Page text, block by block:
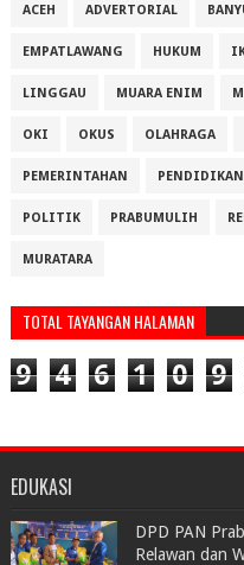
ACEH ADVERTORIAL
EMPATLAWANG HUKUM
LINGGAU MUARA ENIM
OKI OKUS OLAHRAGA
PEMERINTAHAN PENDIDIKAN
POLITIK PRABUMULIH
MURATARA
TOTAL TAYANGAN HALAMAN
9 4 6 1 0 9
EDUKASI
DPD PAN
Relawan dan